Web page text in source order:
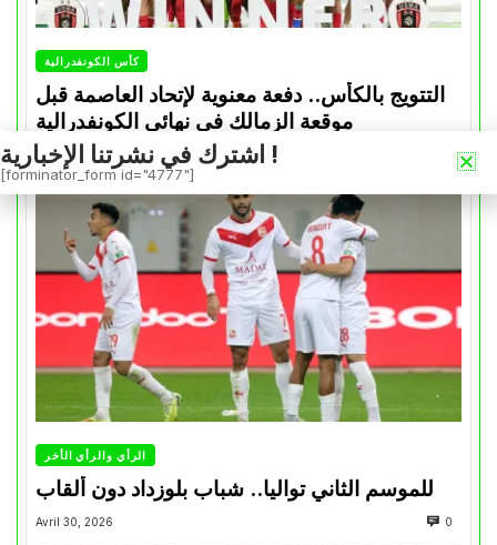
كأس الكونفدرالية
التتويج بالكأس.. دفعة معنوية لإتحاد العاصمة قبل
موقعة الزمالك في نهائي الكونفدرالية
Avril 30, 2026
الرأي والرأي الأخر
للموسم الثاني تواليا.. شباب بلوزداد دون ألقاب
Avril 30, 2026 0
اشترك في نشرتنا الإخبارية !
[forminator_form id="4777"]